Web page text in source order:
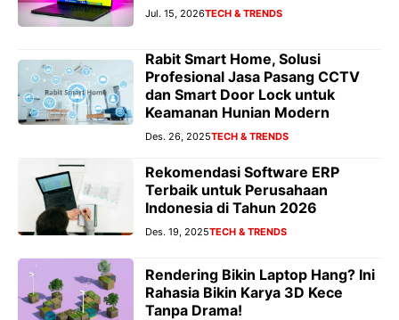
Jul. 15, 2026TECH & TRENDS
Rabit Smart Home, Solusi
Profesional Jasa Pasang CCTV
dan Smart Door Lock untuk
Keamanan Hunian Modern
Des. 26, 2025TECH & TRENDS
Rekomendasi Software ERP
Terbaik untuk Perusahaan
Indonesia di Tahun 2026
Des. 19, 2025TECH & TRENDS
Rendering Bikin Laptop Hang? Ini
Rahasia Bikin Karya 3D Kece
Tanpa Drama!